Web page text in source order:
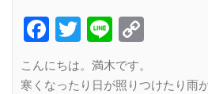
Facebook
Twitter
Line
こんにちは。満木です。
寒くなったり日が照りつけたり雨